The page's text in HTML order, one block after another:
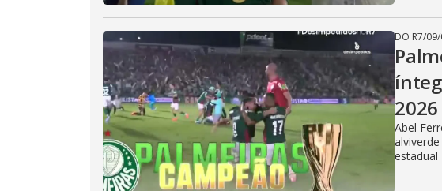
DO R7/
Abel
estadual